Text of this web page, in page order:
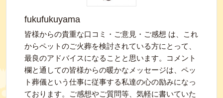
fukufukuyama
皆様からの貴重な口コミ・ご意見・ご感想 は、これ
からペットのご火葬を検討されている方にとって、
最良のアドバイスになることと思います。コメント
欄と通しての皆様からの暖かなメッセージは、ペッ
ト葬儀という仕事に従事する私達の心の励みになっ
ております。ご感想やご質問等、気軽に書いていた